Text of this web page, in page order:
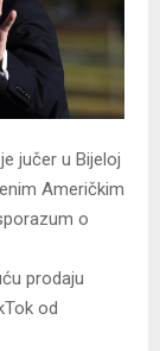
jučer u Bijeloj
Američkim
o
prodaju
od